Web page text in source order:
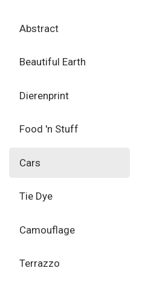
Abstract
Beautiful Earth
Dierenprint
Food 'n Stuff
Cars
Tie Dye
Camouflage
Terrazzo